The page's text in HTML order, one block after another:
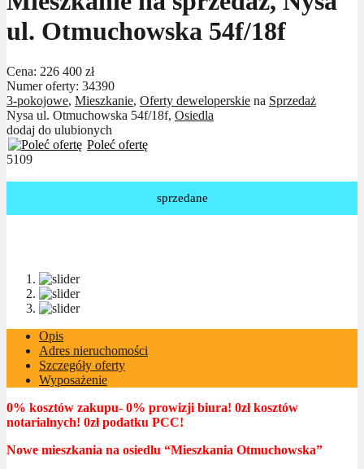
ul. Otmuchowska 54f/18f
Cena: 226 400 zł
Numer oferty: 34390
3-pokojowe, Mieszkanie, Oferty deweloperskie na Sprzedaż
Nysa ul. Otmuchowska 54f/18f, Osiedla
dodaj do ulubionych
Poleć ofertę
5109
sprzedane
Opis
Adres nieruchomości
Szczegóły oferty
Wyposażenie
0% kosztów zakupu- 0% prowizji biura! 0zł kosztów
notarialnych! 0zł podatku PCC!
Nowe mieszkania na osiedlu “Mieszkania Otmuchowska”